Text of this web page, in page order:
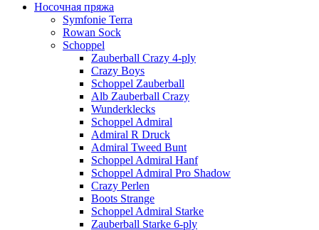
Носочная пряжа
Symfonie Terra
Rowan Sock
Schoppel
Zauberball Crazy 4-ply
Crazy Boys
Schoppel Zauberball
Alb Zauberball Crazy
Wunderklecks
Schoppel Admiral
Admiral R Druck
Admiral Tweed Bunt
Schoppel Admiral Hanf
Schoppel Admiral Pro Shadow
Crazy Perlen
Boots Strange
Schoppel Admiral Starke
Zauberball Starke 6-ply